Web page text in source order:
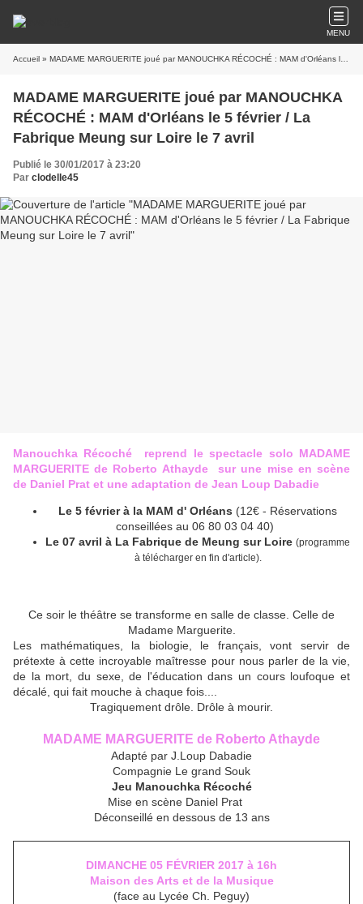
MENU
Accueil » MADAME MARGUERITE joué par MANOUCHKA RÉCOCHÉ : MAM d'Orléans le 5 février / La Fabrique Meung sur Loire le 7 avril
MADAME MARGUERITE joué par MANOUCHKA
RÉCOCHÉ : MAM d'Orléans le 5 février / La
Fabrique Meung sur Loire le 7 avril
Publié le 30/01/2017 à 23:20
Par clodelle45
Manouchka Récoché reprend le spectacle solo MADAME
MARGUERITE de Roberto Athayde sur une mise en scène
de Daniel Prat et une adaptation de Jean Loup Dabadie
Le 5 février à la MAM d' Orléans (12€ - Réservations
conseillées au 06 80 03 04 40)
Le 07 avril à La Fabrique de Meung sur Loire (programme
à télécharger en fin d'article).
Ce soir le théâtre se transforme en salle de classe. Celle de
Madame Marguerite.
Les mathématiques, la biologie, le français, vont servir de
prétexte à cette incroyable maîtresse pour nous parler de la vie,
de la mort, du sexe, de l'éducation dans un cours loufoque et
décalé, qui fait mouche à chaque fois....
Tragiquement drôle. Drôle à mourir.
MADAME MARGUERITE de Roberto Athayde
Adapté par J.Loup Dabadie
Compagnie Le grand Souk
Jeu Manouchka Récoché
Mise en scène Daniel Prat
Déconseillé en dessous de 13 ans
DIMANCHE 05 FÉVRIER 2017 à 16h
Maison des Arts et de la Musique
(face au Lycée Ch. Peguy)